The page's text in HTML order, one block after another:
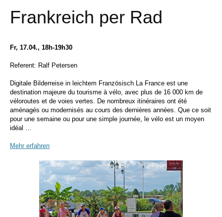
Frankreich per Rad
Fr, 17.04., 18h-19h30
Referent: Ralf Petersen
Digitale Bilderreise in leichtem Französisch La France est une
destination majeure du tourisme à vélo, avec plus de 16 000 km de
véloroutes et de voies vertes. De nombreux itinéraires ont été
aménagés ou modernisés au cours des dernières années. Que ce soit
pour une semaine ou pour une simple journée, le vélo est un moyen
idéal …
Mehr erfahren